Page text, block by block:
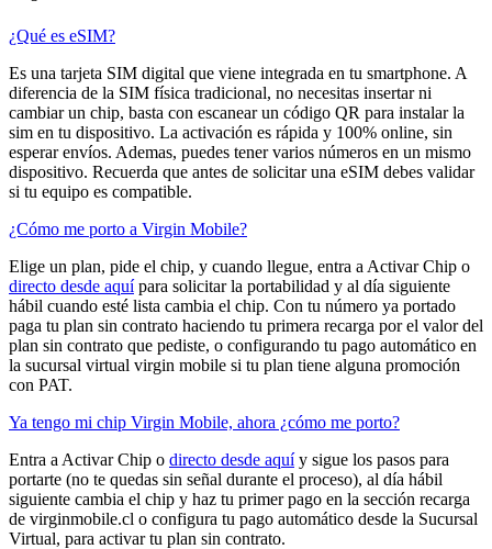
¿Qué es eSIM?
Es una tarjeta SIM digital que viene integrada en tu smartphone. A
diferencia de la SIM física tradicional, no necesitas insertar ni
cambiar un chip, basta con escanear un código QR para instalar la
sim en tu dispositivo. La activación es rápida y 100% online, sin
esperar envíos. Ademas, puedes tener varios números en un mismo
dispositivo. Recuerda que antes de solicitar una eSIM debes validar
si tu equipo es compatible.
¿Cómo me porto a Virgin Mobile?
Elige un plan, pide el chip, y cuando llegue, entra a Activar Chip o
directo desde aquípara solicitar la portabilidad y al día siguiente
hábil cuando esté lista cambia el chip. Con tu número ya portado
paga tu plan sin contrato haciendo tu primera recarga por el valor del
plan sin contrato que pediste, o configurando tu pago automático en
la sucursal virtual virgin mobile si tu plan tiene alguna promoción
con PAT.
Ya tengo mi chip Virgin Mobile, ahora ¿cómo me porto?
Entra a Activar Chip o directo desde aquíy sigue los pasos para
portarte (no te quedas sin señal durante el proceso), al día hábil
siguiente cambia el chip y haz tu primer pago en la sección recarga
de virginmobile.cl o configura tu pago automático desde la Sucursal
Virtual, para activar tu plan sin contrato.